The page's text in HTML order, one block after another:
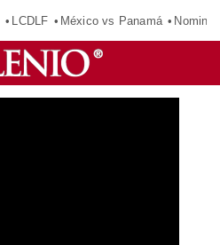
LCDLF México vs Panamá